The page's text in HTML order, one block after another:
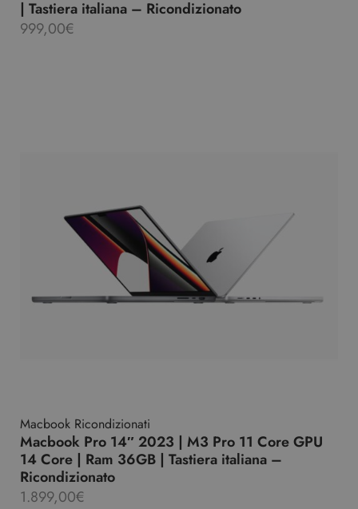
| Tastiera italiana – Ricondizionato
999,00€
Macbook Ricondizionati
Macbook Pro 14″ 2023 | M3 Pro 11 Core GPU
14 Core | Ram 36GB | Tastiera italiana –
Ricondizionato
1.899,00€